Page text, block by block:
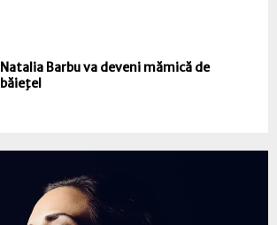
Natalia Barbu va deveni mămică de
băieţel